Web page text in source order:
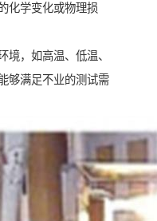
化学变化或物理损
境，如高温、低温、
够满足不业的测试需